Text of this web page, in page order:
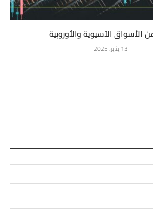
الأسواق الآسيوية والأوروبية
13 يناير، 2025